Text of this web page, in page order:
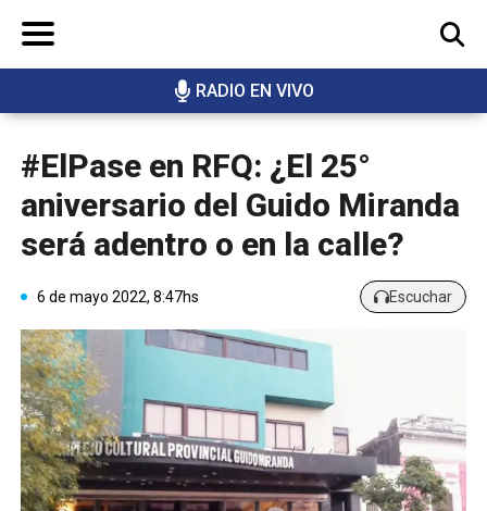
RADIO EN VIVO
BUSCAR
#ElPase en RFQ: ¿El 25°
aniversario del Guido Miranda
será adentro o en la calle?
6 de mayo 2022, 8:47hs Escuchar